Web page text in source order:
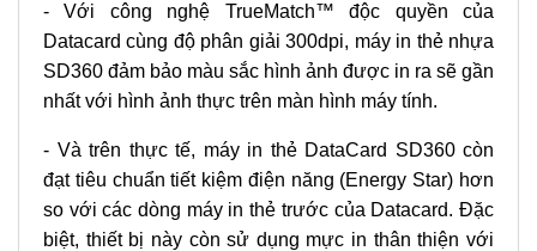
- Với công nghệ TrueMatch™ độc quyền của
Datacard cùng độ phân giải 300dpi, máy in thẻ nhựa
SD360 đảm bảo màu sắc hình ảnh được in ra sẽ gần
nhất với hình ảnh thực trên màn hình máy tính.
- Và trên thực tế, máy in thẻ DataCard SD360 còn
đạt tiêu chuẩn tiết kiệm điện năng (Energy Star) hơn
so với các dòng máy in thẻ trước của Datacard. Đặc
biệt, thiết bị này còn sử dụng mực in thân thiện với